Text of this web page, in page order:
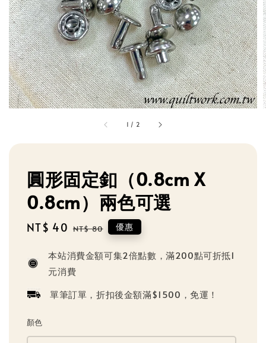
1 / 2
圓形固定釦（0.8cm X
0.8cm）兩色可選
Sale
NT$ 40 Regular
NT$ 80 優惠
本站消費金額可集2倍點數，滿200點可折抵1
元消費
單筆訂單，折扣後金額滿$1500，免運！
顏色